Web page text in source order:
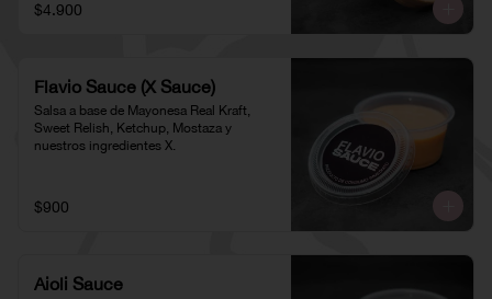
$4.900
Flavio Sauce (X Sauce)
Salsa a base de Mayonesa Real Kraft,
Sweet Relish, Ketchup, Mostaza y
nuestros ingredientes X.
$900
Aioli Sauce